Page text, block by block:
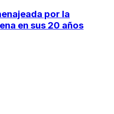
por la
en sus 20 años